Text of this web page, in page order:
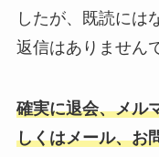
したが、既読には
返信はありません
確実に退会、メル
しくはメール、お